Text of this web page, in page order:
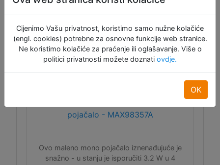
pojačalo - MAX98357A
Ovo maleno mono pojačalo iznenađujuće je
snažno - u stanju je isporučiti 3.2 W u 4
Cijenimo Vašu privatnost, koristimo samo nužne kolačiće
(engl. cookies) potrebne za osnovne funkcije web stranice.
Ne koristimo kolačiće za praćenje ili oglašavanje. Više o
politici privatnosti možete doznati ovdje.
OK